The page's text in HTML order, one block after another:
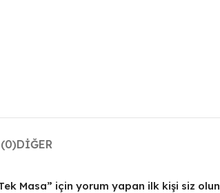
DIĞER
Masa” için yorum yapan ilk kişi siz olun